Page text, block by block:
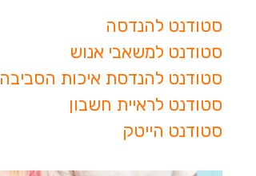
סטודנט להנדסה
סטודנט למשאבי אנוש
סטודנט להנדסת איכות הסביבה
סטודנט לראיית חשבון
סטודנט הייטק